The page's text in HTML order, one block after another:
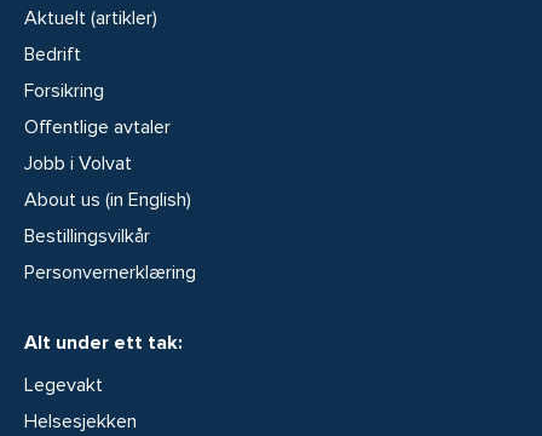
Aktuelt (artikler)
Bedrift
Forsikring
Offentlige avtaler
Jobb i Volvat
About us (in English)
Bestillingsvilkår
Personvernerklæring
Alt under ett tak:
Legevakt
Helsesjekken